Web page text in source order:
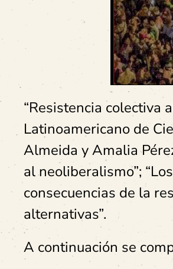
“Resistencia colectiva
Latinoamericano de
Almeida y Amalia
al neoliberalismo”;
consecuencias de la
alternativas”.
A continuación se